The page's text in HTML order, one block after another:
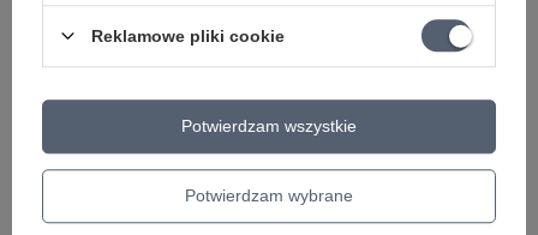
Stan
MARKA Rockbag
Przeznaczenie gitara basowa
twardy
Kod producenta 20505-STARLINE
Reklamowe pliki cookie
Potwierdzam wybrane
Potwierdzam wszystkie